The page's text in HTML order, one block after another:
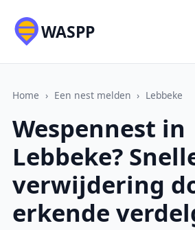
WASPP
Home › Een nest melden › Lebbeke
Wespennest in
Lebbeke?
verwijdering
erkende